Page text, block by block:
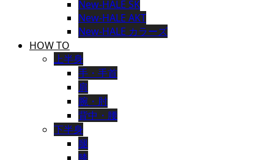
New-HALE SK
New-HALE AKT
New-HALE カラーズ
HOW TO
上半身
手・手首
肩
腕・肘
背中・腰
下半身
腿